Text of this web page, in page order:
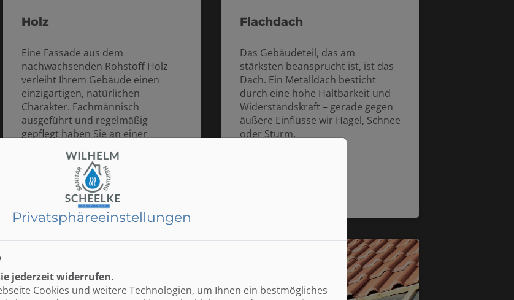
Holz
Eine Fassade aus dem
nachwachsenden Rohstoff Holz
verleiht Ihrem Gebäude einen
einzigartigen, natürlichen
Charakter. Fachmännisch
ausgeführt und regelmäßig
gepflegt haben Sie an einer
Weiterlesen
Flachdach
Das Gebäudeteil, das am
stärksten beansprucht ist, ist das
Dach. Ein Metalldach besticht
durch eine hohe Haltbarkeit und
Widerstandskraft – gerade gegen
äußere Einflüsse wir Hagel, Schnee
oder Sturm.
Privatsphäre­einstellungen
jederzeit widerrufen.
Cookies und weitere Technologien, um Ihnen ein bestmögliches